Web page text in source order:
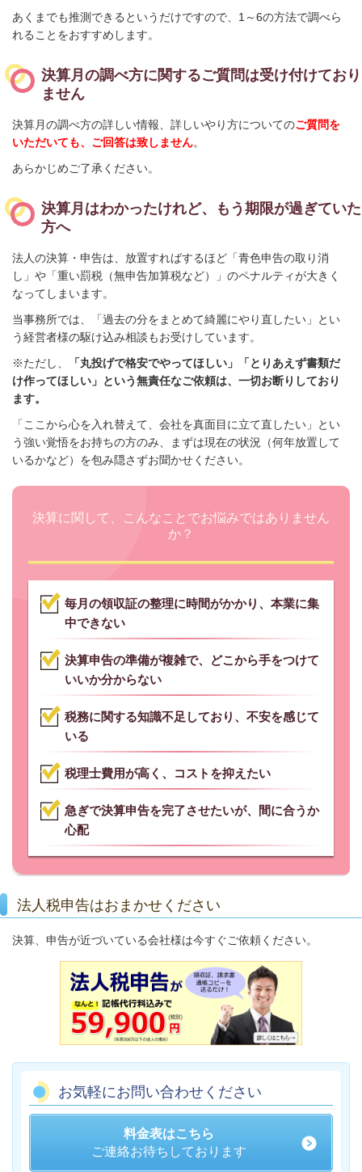
あくまでも推測できるというだけですので、1～6の方法で調べら
れることをおすすめします。
決算月の調べ方に関するご質問は受け付けており
ません
決算月の調べ方の詳しい情報、詳しいやり方についてのご質問を
いただいても、ご回答は致しません。
あらかじめご了承ください。
決算月はわかったけれど、もう期限が過ぎていた
方へ
法人の決算・申告は、放置すればするほど「青色申告の取り消
し」や「重い罰税（無申告加算税など）」のペナルティが大きく
なってしまいます。
当事務所では、「過去の分をまとめて綺麗にやり直したい」とい
う経営者様の駆け込み相談もお受けしています。
※ただし、
「丸投げで格安でやってほしい」「とりあえず書類だ
け作ってほしい」という無責任なご依頼は、一切お断りしており
ます。
「ここから心を入れ替えて、会社を真面目に立て直したい」とい
う強い覚悟をお持ちの方のみ、まずは現在の状況（何年放置して
いるかなど）を包み隠さずお聞かせください。
決算に関して、こんなことでお悩みではありません
か？
毎月の領収証の整理に時間がかかり、本業に集
中できない
決算申告の準備が複雑で、どこから手をつけて
いいか分からない
税務に関する知識不足しており、不安を感じて
いる
税理士費用が高く、コストを抑えたい
急ぎで決算申告を完了させたいが、間に合うか
心配
法人税申告はおまかせください
決算、申告が近づいている会社様は今すぐご依頼ください。
お気軽にお問い合わせください
料金表はこちら
ご連絡お待ちしております